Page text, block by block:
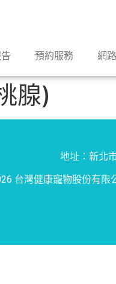
預約服務 網
腺)
地址：新北
台灣健康寵物股份有限